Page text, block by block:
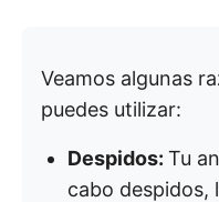
Veamos algunas
puedes utilizar:
Despidos: Tu
cabo despidos,